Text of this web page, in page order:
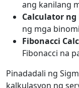
ang kanilang
Calculator ng
ng mga
Fibonacci
Fibonacci na
Pinadadali ng
kalkulasyon ng